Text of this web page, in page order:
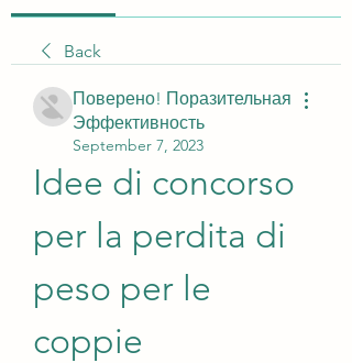
Back
Поверено! Поразительная
Эффективность
September 7, 2023
Idee di concorso
per la perdita di
peso per le
coppie